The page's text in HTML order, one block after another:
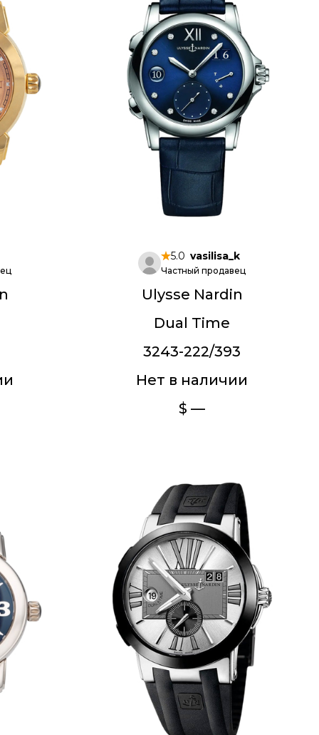
5.0 vasilisa_k
Частный продавец
Ulysse Nardin
Dual Time
3243-222/393
Нет в наличии
$ —